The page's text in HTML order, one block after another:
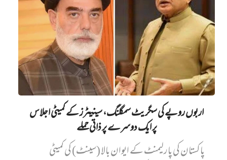
اربوں روپے کی سگریٹ سمگلنگ، سینیٹرز کے کمیٹی اجلاس
پر ایک دوسرے پر ذاتی حملے
پاکستان کی پارلیمنٹ کے ایوان بالا (سینٹ) کی کمیٹی